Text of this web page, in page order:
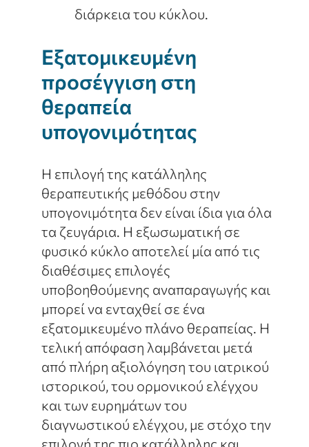
διάρκεια του κύκλου.
Εξατομικευμένη
προσέγγιση στη
θεραπεία
υπογονιμότητας
Η επιλογή της κατάλληλης
θεραπευτικής μεθόδου στην
υπογονιμότητα δεν είναι ίδια για όλα
τα ζευγάρια. Η εξωσωματική σε
φυσικό κύκλο αποτελεί μία από τις
διαθέσιμες επιλογές
υποβοηθούμενης αναπαραγωγής και
μπορεί να ενταχθεί σε ένα
εξατομικευμένο πλάνο θεραπείας. Η
τελική απόφαση λαμβάνεται μετά
από πλήρη αξιολόγηση του ιατρικού
ιστορικού, του ορμονικού ελέγχου
και των ευρημάτων του
διαγνωστικού ελέγχου, με στόχο την